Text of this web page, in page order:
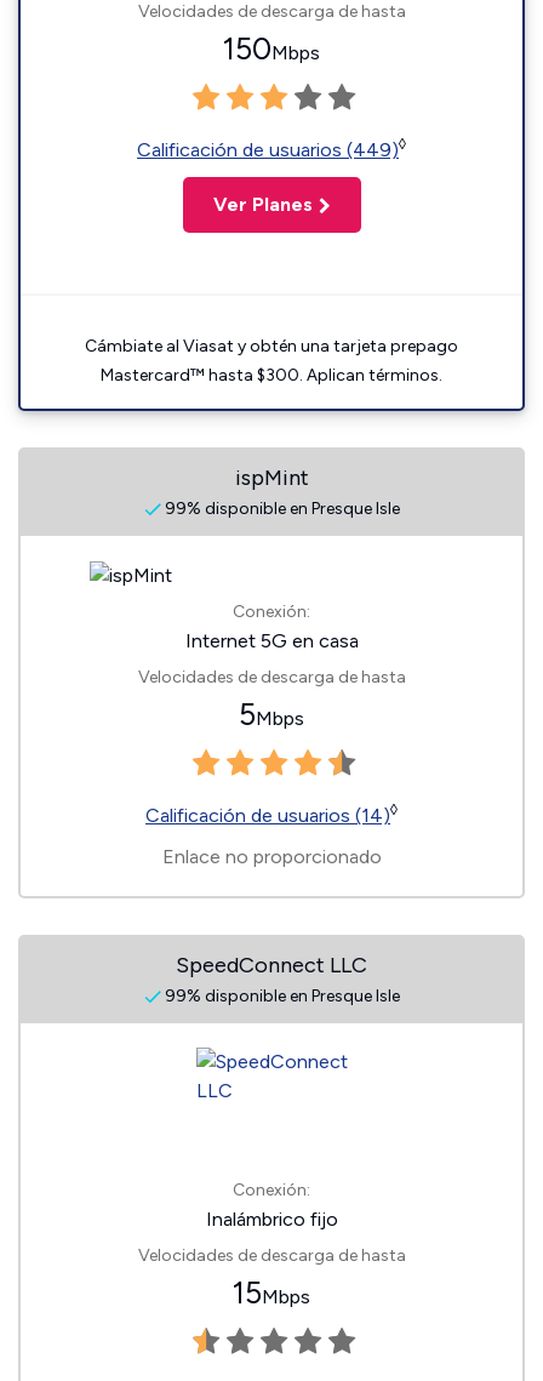
Velocidades de descarga de hasta
150Mbps
Calificación de usuarios (449)◊
Ver Planes
Cámbiate al Viasat y obtén una tarjeta prepago
Mastercard™ hasta $300. Aplican términos.
ispMint
99% disponible en Presque Isle
Conexión:
Internet 5G en casa
Velocidades de descarga de hasta
5Mbps
Calificación de usuarios (14)◊
Enlace no proporcionado
SpeedConnect LLC
99% disponible en Presque Isle
Conexión:
Inalámbrico fijo
Velocidades de descarga de hasta
15Mbps